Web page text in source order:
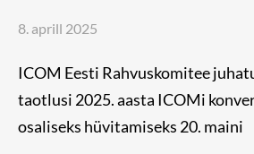
8. aprill 2025
ICOM Eesti Rahvuskomitee
taotlusi 2025. aasta ICOMi
osaliseks hüvitamiseks 20. maini